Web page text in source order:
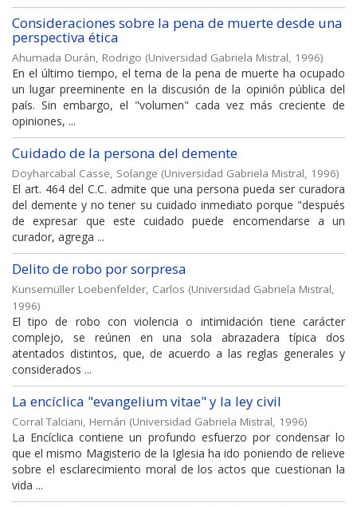
Consideraciones sobre la pena de muerte desde una
perspectiva ética
Ahumada Durán, Rodrigo (Universidad Gabriela Mistral, 1996)
En el último tiempo, el tema de la pena de muerte ha ocupado
un lugar preeminente en la discusión de la opinión pública del
país. Sin embargo, el "volumen" cada vez más creciente de
opiniones, ...
Cuidado de la persona del demente
Doyharcabal Casse, Solange (Universidad Gabriela Mistral, 1996)
El art. 464 del C.C. admite que una persona pueda ser curadora
del demente y no tener su cuidado inmediato porque "después
de expresar que este cuidado puede encomendarse a un
curador, agrega ...
Delito de robo por sorpresa
Kunsemüller Loebenfelder, Carlos (Universidad Gabriela Mistral,
1996)
El tipo de robo con violencia o intimidación tiene carácter
complejo, se reúnen en una sola abrazadera típica dos
atentados distintos, que, de acuerdo a las reglas generales y
considerados ...
La encíclica "evangelium vitae" y la ley civil
Corral Talciani, Hernán (Universidad Gabriela Mistral, 1996)
La Encíclica contiene un profundo esfuerzo por condensar lo
que el mismo Magisterio de la Iglesia ha ido poniendo de relieve
sobre el esclarecimiento moral de los actos que cuestionan la
vida ...